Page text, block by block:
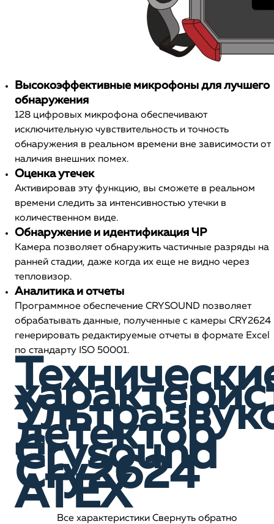
Высокоэффективные микрофоны для лучшего
обнаружения
128 цифровых микрофона обеспечивают
исключительную чувствительность и точность
обнаружения в реальном времени вне зависимости от
наличия внешних помех.
Оценка утечек
Активировав эту функцию, вы сможете в реальном
времени следить за интенсивностью утечки в
количественном виде.
Обнаружение и идентификация ЧР
Камера позволяет обнаружить частичные разряды на
ранней стадии, даже когда их еще не видно через
тепловизор.
Аналитика и отчеты
Программное обеспечение CRYSOUND позволяет
обрабатывать данные, полученные с камеры CRY2624
генерировать редактируемые отчеты в формате Exсel
по стандарту ISO 50001.
детектор
Crysound
Cry2624
АТЕХ
Все характеристики Свернуть обратно